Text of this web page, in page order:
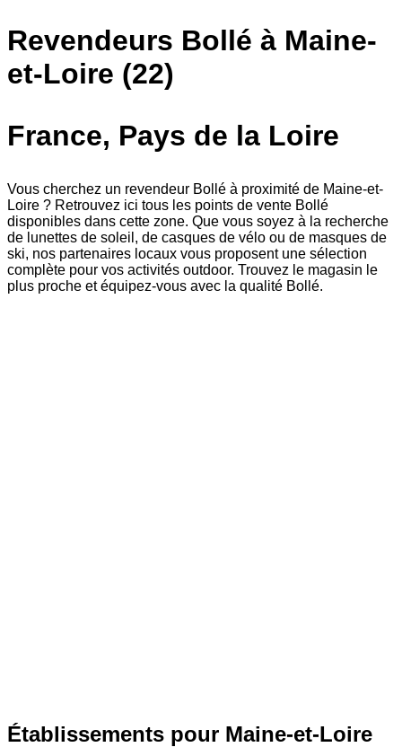
Revendeurs Bollé à Maine-
et-Loire (22)
France, Pays de la Loire
Vous cherchez un revendeur Bollé à proximité de Maine-et-
Loire ? Retrouvez ici tous les points de vente Bollé
disponibles dans cette zone. Que vous soyez à la recherche
de lunettes de soleil, de casques de vélo ou de masques de
ski, nos partenaires locaux vous proposent une sélection
complète pour vos activités outdoor. Trouvez le magasin le
plus proche et équipez-vous avec la qualité Bollé.
Établissements pour Maine-et-Loire